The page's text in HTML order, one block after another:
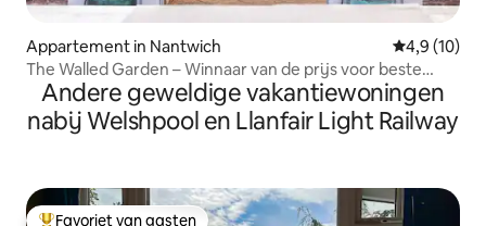
Appartement in Nantwich
4,9 (10)
The Walled Garden – Winnaar van de prijs voor beste
accommodatie in Cheshire 2026!
Andere geweldige vakantiewoningen
nabij Welshpool en Llanfair Light Railway
Favoriet van gasten